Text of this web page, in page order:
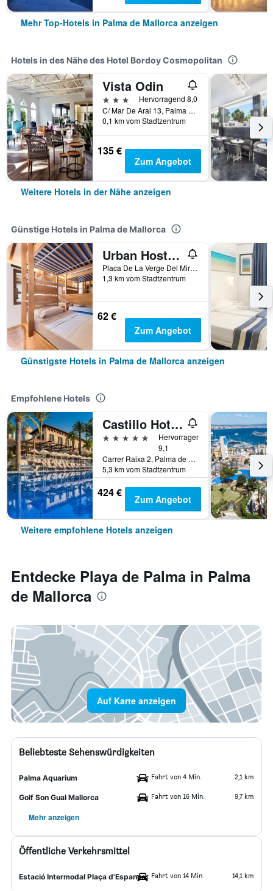
Mehr Top-Hotels in Palma de Mallorca anzeigen
Hotels in des Nähe des Hotel Bordoy Cosmopolitan
Vista Odin
3 Sterne
Hervorragend 8,0
C/ Mar De Aral 13, Palma de Mallorca, Mallorca, Spanien
0,1 km vom Stadtzentrum
135 €
Zum Angebot
Weitere Hotels in der Nähe anzeigen
Günstige Hotels in Palma de Mallorca
Urban Hostel Palma - Albergue Juvenil - Youth Hostel
Placa De La Verge Del Miracle 4, Palma de Mallorca, Mallorca, Spanien
1,3 km vom Stadtzentrum
62 €
Zum Angebot
Günstigste Hotels in Palma de Mallorca anzeigen
Empfohlene Hotels
Castillo Hotel Son Vida, a Luxury Collection Hotel, Mallorca
5 Sterne
Hervorragend
9,1
Carrer Raixa 2, Palma de Mallorca, Mallorca, Spanien
5,3 km vom Stadtzentrum
424 € Zum Angebot
Weitere empfohlene Hotels anzeigen
Entdecke Playa de Palma in Palma
de Mallorca
Auf Karte anzeigen
Beliebteste Sehenswürdigkeiten
Palma Aquarium Fahrt von 4 Min. 2,1 km
Golf Son Gual Mallorca Fahrt von 16 Min. 9,7 km
Mehr anzeigen
Öffentliche Verkehrsmittel
Estació Intermodal Plaça d'Espanya Fahrt von 14 Min. 14,1 km